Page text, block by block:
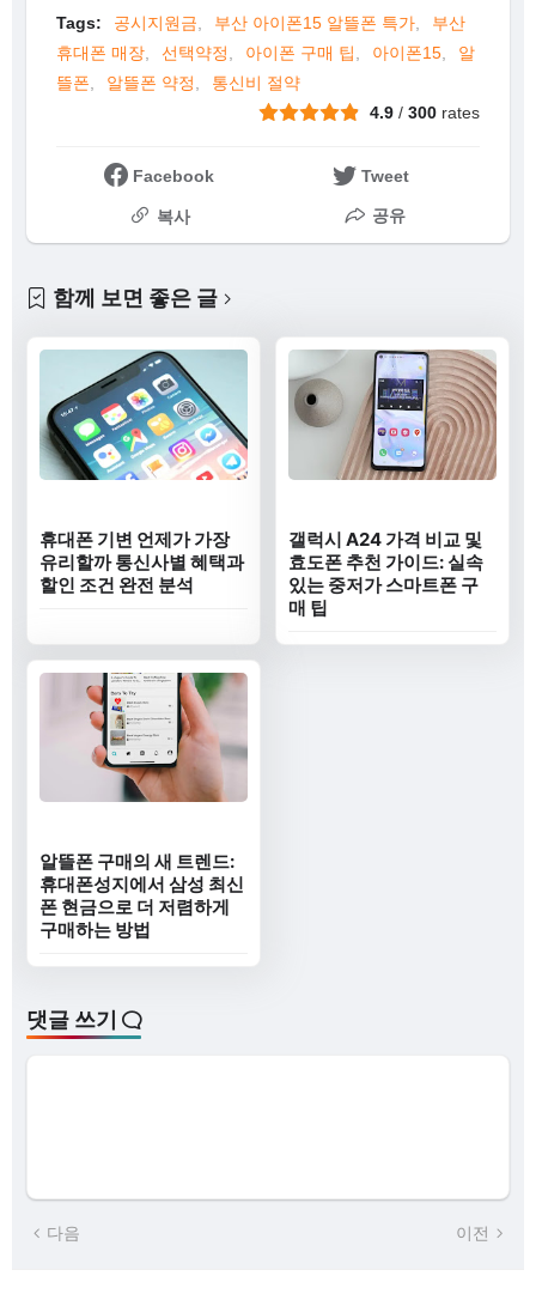
Tags: 공시지원금 부산 아이폰15 알뜰폰 특가
부산
휴대폰 매장
선택약정 아이폰 구매 팁 아이폰15
알
뜰폰
알뜰폰 약정
통신비 절약
4.9 /300 rates
Facebook Tweet
복사 공유
함께 보면 좋은 글
휴대폰 기변 언제가 가장
유리할까 통신사별 혜택과
할인 조건 완전 분석
갤럭시 A24 가격 비교 및
효도폰 추천 가이드: 실속
있는 중저가 스마트폰 구
매 팁
알뜰폰 구매의 새 트렌드:
휴대폰성지에서 삼성 최신
폰 현금으로 더 저렴하게
구매하는 방법
댓글 쓰기
다음 이전